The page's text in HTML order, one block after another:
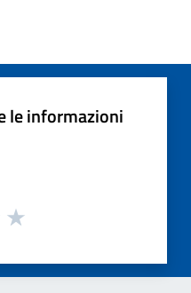
le informazioni